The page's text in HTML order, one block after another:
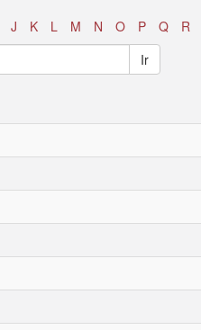
J K L M N O P Q R
Ir